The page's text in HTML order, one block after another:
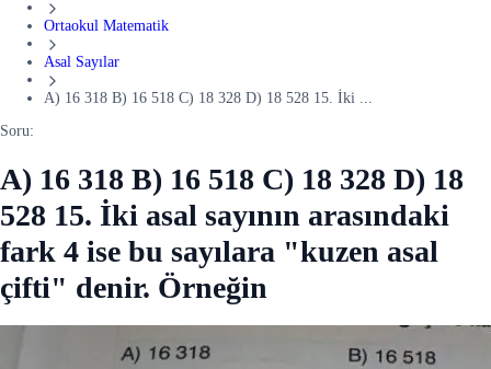
Ortaokul Matematik
Asal Sayılar
A) 16 318 B) 16 518 C) 18 328 D) 18 528 15. İki ...
Soru:
A) 16 318 B) 16 518 C) 18 328 D) 18
528 15. İki asal sayının arasındaki
fark 4 ise bu sayılara "kuzen asal
çifti" denir. Örneğin